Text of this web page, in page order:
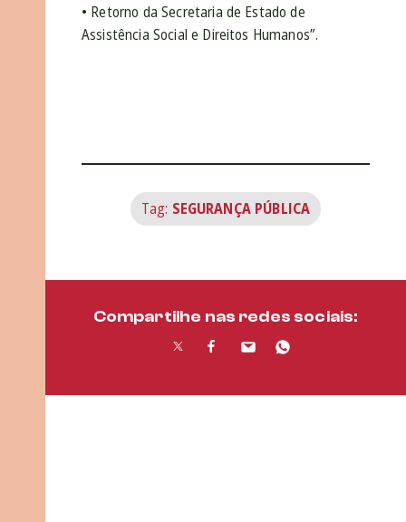
• Retorno da Secretaria de Estado de
Assistência Social e Direitos Humanos”.
Tag: SEGURANÇA PÚBLICA
Compartilhe nas redes sociais: